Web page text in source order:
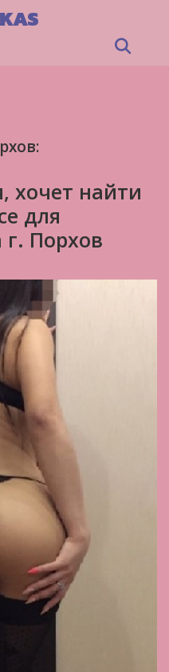
хочет найти
для
Порхов